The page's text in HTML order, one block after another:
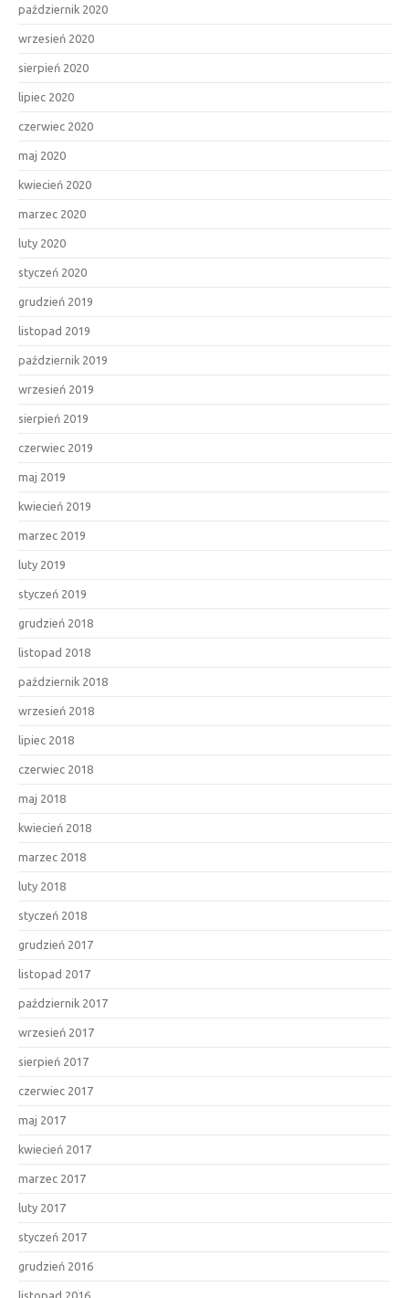
październik 2020
wrzesień 2020
sierpień 2020
lipiec 2020
czerwiec 2020
maj 2020
kwiecień 2020
marzec 2020
luty 2020
styczeń 2020
grudzień 2019
listopad 2019
październik 2019
wrzesień 2019
sierpień 2019
czerwiec 2019
maj 2019
kwiecień 2019
marzec 2019
luty 2019
styczeń 2019
grudzień 2018
listopad 2018
październik 2018
wrzesień 2018
lipiec 2018
czerwiec 2018
maj 2018
kwiecień 2018
marzec 2018
luty 2018
styczeń 2018
grudzień 2017
listopad 2017
październik 2017
wrzesień 2017
sierpień 2017
czerwiec 2017
maj 2017
kwiecień 2017
marzec 2017
luty 2017
styczeń 2017
grudzień 2016